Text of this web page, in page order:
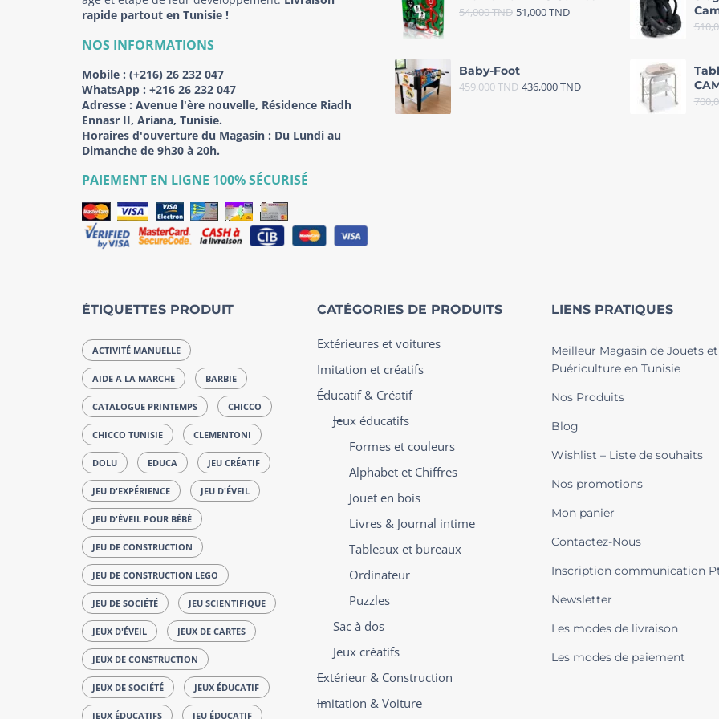
rapide partout en Tunisie !
NOS INFORMATIONS
Mobile : (+216) 26 232 047
WhatsApp : +216 26 232 047
Adresse : Avenue l'ère nouvelle, Résidence Riadh
Ennasr II, Ariana, Tunisie.
Horaires d'ouverture du Magasin : Du Lundi au
Dimanche de 9h30 à 20h.
PAIEMENT EN LIGNE 100% SÉCURISÉ
54,000TND 51,000TND
Baby-Foot
459,000TND 436,000TND
ÉTIQUETTES PRODUIT
ACTIVITÉ MANUELLE
AIDE A LA MARCHE BARBIE
CATALOGUE PRINTEMPS CHICCO
CHICCO TUNISIE CLEMENTONI
DOLU EDUCA JEU CRÉATIF
JEU D'EXPÉRIENCE JEU D'ÉVEIL
JEU D'ÉVEIL POUR BÉBÉ
JEU DE CONSTRUCTION
JEU DE CONSTRUCTION LEGO
JEU DE SOCIÉTÉ JEU SCIENTIFIQUE
JEUX D'ÉVEIL JEUX DE CARTES
JEUX DE CONSTRUCTION
JEUX DE SOCIÉTÉ JEUX ÉDUCATIF
JEUX ÉDUCATIFS JEU ÉDUCATIF
CATÉGORIES DE PRODUITS
Extérieures et voitures
Imitation et créatifs
Éducatif & Créatif
Jeux éducatifs
Formes et couleurs
Alphabet et Chiffres
Jouet en bois
Livres & Journal intime
Tableaux et bureaux
Ordinateur
Puzzles
Sac à dos
Jeux créatifs
Extérieur & Construction
Imitation & Voiture
LIENS PRATIQUES
Meilleur Magasin de Jouets et
Puériculture en Tunisie
Nos Produits
Blog
Wishlist – Liste de souhaits
Nos promotions
Mon panier
Contactez-Nous
Inscription communication
Newsletter
Les modes de livraison
Les modes de paiement